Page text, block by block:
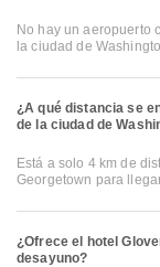
No hay un aeropuerto
la ciudad de
¿A qué distancia se
de la ciudad de
Está a solo 4 km de
Georgetown para
¿Ofrece el hotel
desayuno?